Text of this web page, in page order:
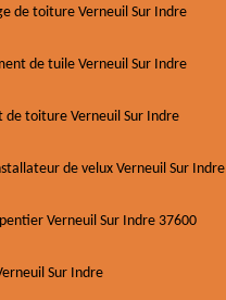
de toiture Verneuil Sur Indre
de tuile Verneuil Sur Indre
de toiture Verneuil Sur Indre
de velux Verneuil Sur Indre
Verneuil Sur Indre 37600
Sur Indre